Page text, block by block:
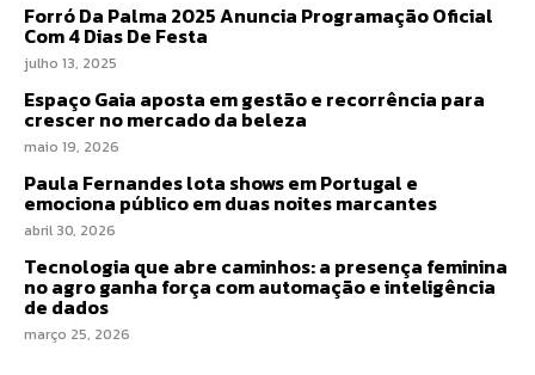
Forró Da Palma 2025 Anuncia Programação Oficial
Com 4 Dias De Festa
julho 13, 2025
Espaço Gaia aposta em gestão e recorrência para
crescer no mercado da beleza
maio 19, 2026
Paula Fernandes lota shows em Portugal e
emociona público em duas noites marcantes
abril 30, 2026
Tecnologia que abre caminhos: a presença feminina
no agro ganha força com automação e inteligência
de dados
março 25, 2026